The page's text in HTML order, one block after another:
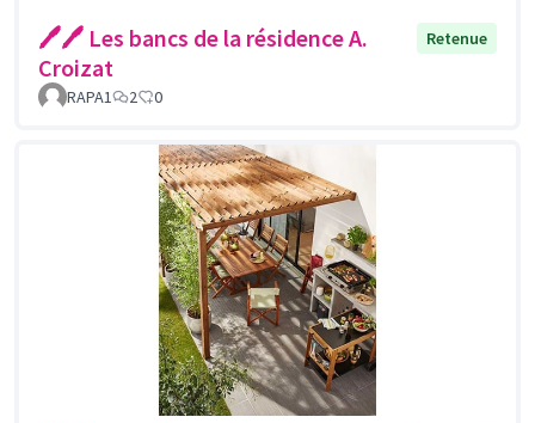
🖊️🖊️ Les bancs de la résidence A.
Croizat
Retenue
RAPA1 2 0